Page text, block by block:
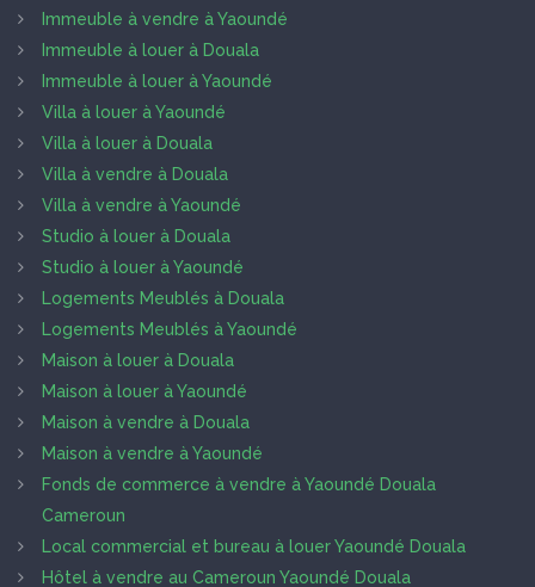
Immeuble à vendre à Yaoundé
Immeuble à louer à Douala
Immeuble à louer à Yaoundé
Villa à louer à Yaoundé
Villa à louer à Douala
Villa à vendre à Douala
Villa à vendre à Yaoundé
Studio à louer à Douala
Studio à louer à Yaoundé
Logements Meublés à Douala
Logements Meublés à Yaoundé
Maison à louer à Douala
Maison à louer à Yaoundé
Maison à vendre à Douala
Maison à vendre à Yaoundé
Fonds de commerce à vendre à Yaoundé Douala
Cameroun
Local commercial et bureau à louer Yaoundé Douala
Hôtel à vendre au Cameroun Yaoundé Douala